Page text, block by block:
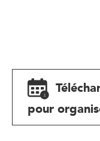
pour